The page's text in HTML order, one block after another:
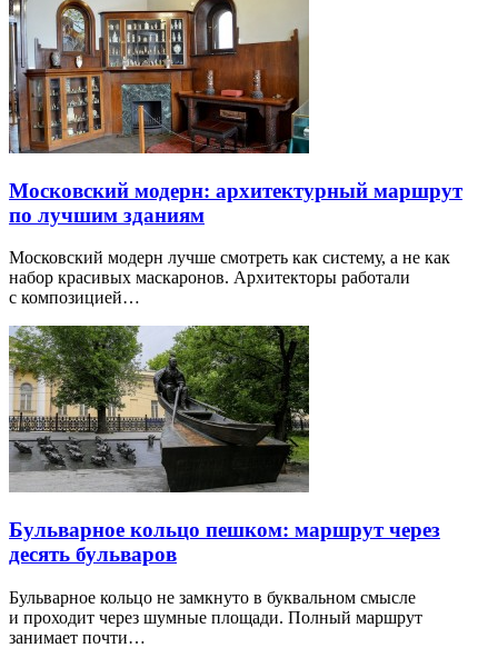
Московский модерн: архитектурный маршрут
по лучшим зданиям
Московский модерн лучше смотреть как систему, а не как
набор красивых маскаронов. Архитекторы работали
с композицией…
Бульварное кольцо пешком: маршрут через
десять бульваров
Бульварное кольцо не замкнуто в буквальном смысле
и проходит через шумные площади. Полный маршрут
занимает почти…